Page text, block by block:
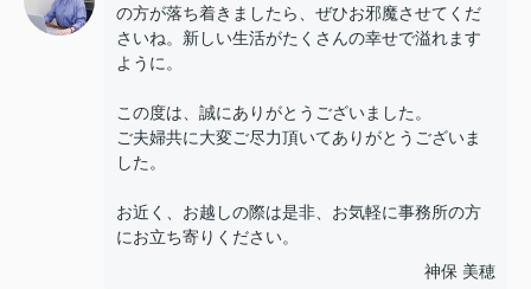
の方が落ち着きましたら、ぜひお邪魔させてくだ
さいね。新しい生活がたくさんの幸せで溢れます
ように。
この度は、誠にありがとうございました。
ご夫婦共に大変ご尽力頂いてありがとうございま
した。
お近く、お越しの際は是非、お気軽に事務所の方
にお立ち寄りください。
神保 美穂